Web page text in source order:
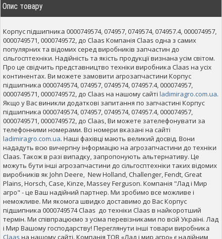
Опис товару
Корпус підшипника 0000749574, 074957, 0749574, 074957.4, 000074957,
0000749571, 0000749572, до Claas Компанія Claas одна з самих
популярних та відомих серед виробників запчастин до
сільгосптехніки. Надійність та якість продукції визнана усім світом.
Про це свідчить представництво техніки виробника Claas на усіх
континентах. Ви можете замовити агрозапчастини Корпус
підшипника 0000749574, 074957, 0749574, 074957.4, 000074957,
0000749571, 0000749572, до Claas на нашому сайті ladimiragro.com.ua.
Якщо у Вас виникли додаткові запитання по запчастині Корпус
підшипника 0000749574, 074957, 0749574, 074957.4, 000074957,
0000749571, 0000749572, до Claas, Ви можете зателефонувати за
телефонними номерами. Всі номери вказані на сайті
ladimiragro.com.ua. Наші фахівці мають великий досвід. Вони
нададуть всю вичерпну інформацію на агрозапчастини до техніки
Claas. Також в разі випадку, запропонують альтернативу. Це
можуть бути інші агрозапчастини до сільгосптехніки таких відомих
виробників як John Deere, New Holland, Challenger, Fendt, Great
Plains, Horsch, Case, Kinze, Massey Ferguson. Компанія "Лад і Мир
агро" - це Ваш надійний партнер. Ми зробимо все можливе і
неможливе. Ми якомога швидко доставимо до Вас Корпус
підшипника 0000749574 Claas до техніки Claas в найкоротший
термін. Ми співпрацюємо з усіма перевізниками по всій Україні. Лад
і Мир Вашому господарству! Переглянути інші товари виробника
Claas на нашому сайті. Компанія ТОВ «Лад і мир агро» є надійним